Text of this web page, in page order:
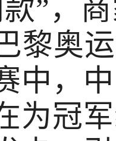
”，
黎奥
中，
为冠